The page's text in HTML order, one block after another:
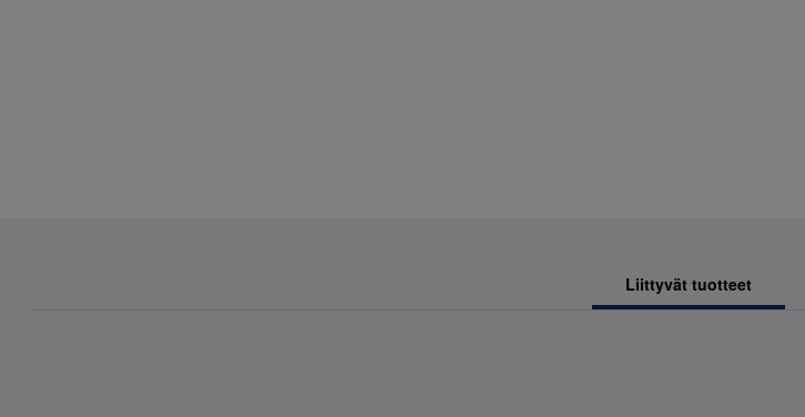
Liittyvät tuotteet